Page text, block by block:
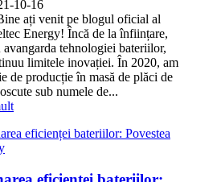
10-16
ați venit pe blogul oficial al
Energy! Încă de la înființare,
avangarda tehnologiei bateriilor,
limitele inovației. În 2020, am
de producție în masă de plăci de
sub numele de...